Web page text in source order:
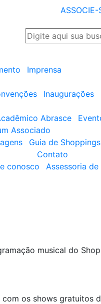
ASSOCIE-
Imprensa
Inaugurações
Abrasce
Associado
Guia de Shoppings
Contato
conosco
Assessoria de
musical do
os shows gratuitos